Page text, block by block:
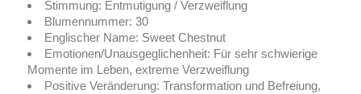
Stimmung: Entmutigung / Verzweiflung
Blumennummer: 30
Englischer Name: Sweet Chestnut
Emotionen/Unausgeglichenheit: Für sehr schwierige
Momente im Leben, extreme Verzweiflung
Positive Veränderung: Transformation und Befreiung,